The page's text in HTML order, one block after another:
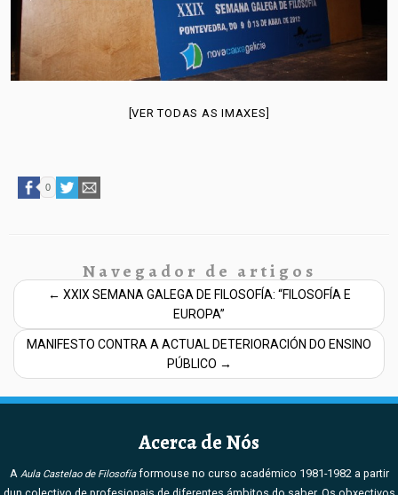
[VER TODAS AS IMAXES]
0
Navegador de artigos
← XXIX SEMANA GALEGA DE FILOSOFÍA: “FILOSOFÍA E
EUROPA”
MANIFESTO CONTRA A ACTUAL DETERIORACIÓN DO ENSINO
PÚBLICO →
Acerca de Nós
A Aula Castelao de Filosofíaformouse no curso académico 1981-1982 a partir